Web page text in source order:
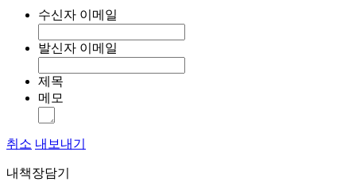
수신자 이메일
발신자 이메일
제목
메모
취소 내보내기
내책장담기